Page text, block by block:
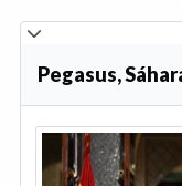
Pegasus,